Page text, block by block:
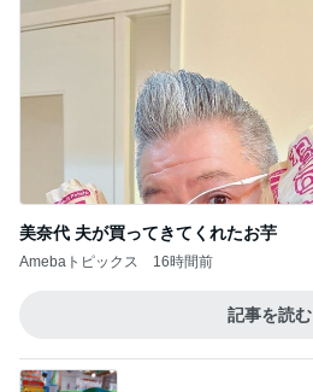
美奈代 夫が買ってきてくれたお芋
Amebaトピックス 16時間前
記事を読む